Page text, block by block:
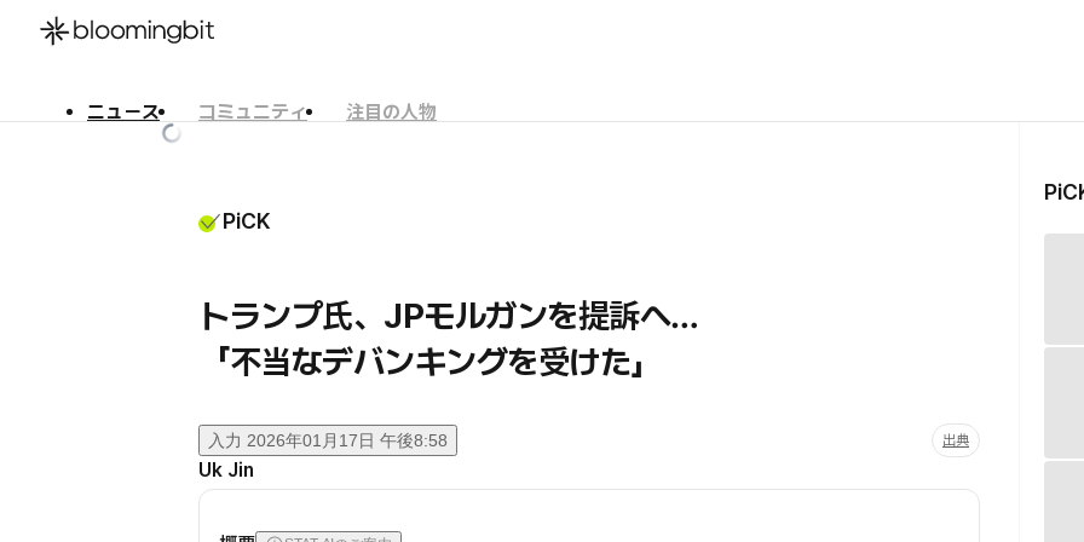
ニュース コミュニティ
注目の人物
PiCK
トランプ氏、JPモルガンを提訴へ…
「不当なデバンキングを受けた」
入力 2026年01月17日 午後8:58 出典
Uk Jin